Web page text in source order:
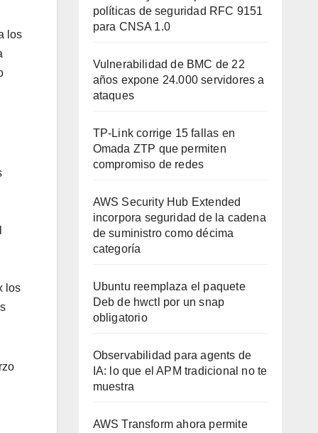
los
los
políticas de seguridad RFC 9151
para CNSA 1.0
Vulnerabilidad de BMC de 22
años expone 24.000 servidores a
ataques
TP-Link corrige 15 fallas en
Omada ZTP que permiten
compromiso de redes
AWS Security Hub Extended
incorpora seguridad de la cadena
de suministro como décima
categoría
Ubuntu reemplaza el paquete
Deb de hwctl por un snap
obligatorio
Observabilidad para agents de
IA: lo que el APM tradicional no te
muestra
AWS Transform ahora permite